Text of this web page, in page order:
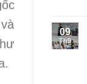
09
Th9